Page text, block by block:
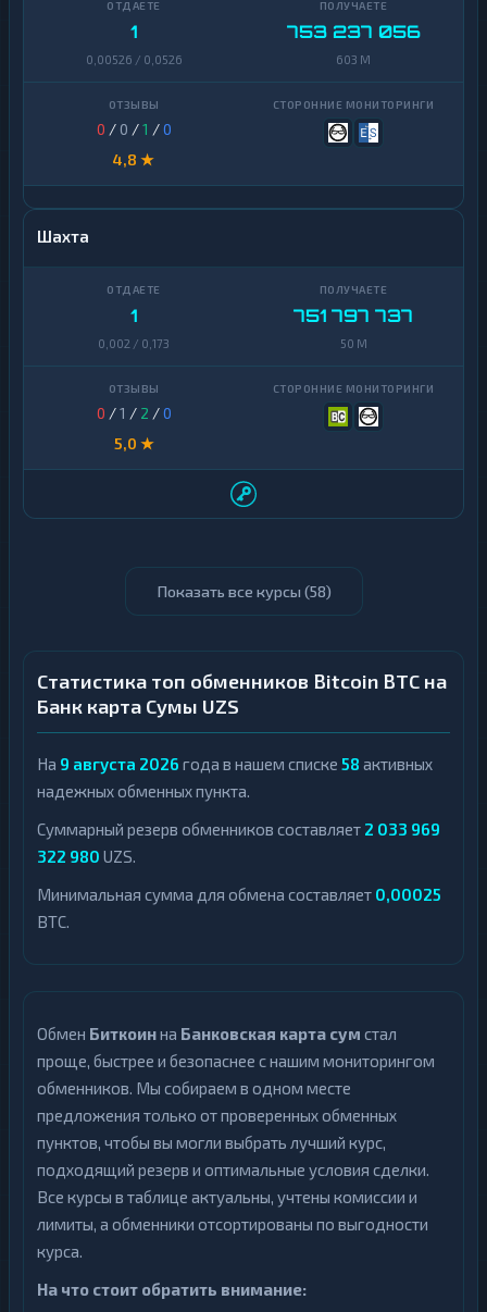
1
0,00526 / 0,0526
753 237 056
603 M
0 / 0 /1 /0
4,8 ★
Шахта
1
0,002 / 0,173
751 797 737
50 M
0 /1 / 2 /0
5,0 ★
Показать все курсы (58)
Статистика топ обменников Bitcoin BTC на
Банк карта Сумы UZS
На 9 августа 2026 года в нашем списке 58 активных
надежных обменных пункта.
Суммарный резерв обменников составляет 2 033 969
322 980 UZS.
Минимальная сумма для обмена составляет 0,00025
BTC.
Обмен Биткоинна Банковская карта сум стал
проще, быстрее и безопаснее с нашим мониторингом
обменников. Мы собираем в одном месте
предложения только от проверенных обменных
пунктов, чтобы вы могли выбрать лучший курс,
подходящий резерв и оптимальные условия сделки.
Все курсы в таблице актуальны, учтены комиссии и
лимиты, а обменники отсортированы по выгодности
курса.
На что стоит обратить внимание: